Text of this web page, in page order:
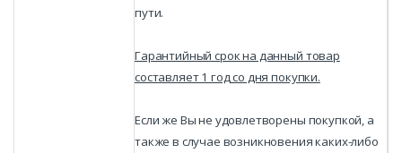
пути.
Гарантийный срок на данный товар
составляет 1 год со дня покупки.
Если же Вы не удовлетворены покупкой, а
также в случае возникновения каких-либо